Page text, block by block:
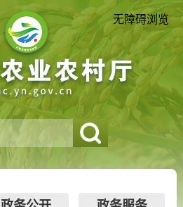
无障碍浏览